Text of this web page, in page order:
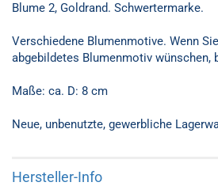
Blume 2, Goldrand. Schwertermarke.
Verschiedene Blumenmotive. Wenn
abgebildetes Blumenmotiv wünschen,
Maße: ca. D: 8 cm
Neue, unbenutzte, gewerbliche
Hersteller-Info